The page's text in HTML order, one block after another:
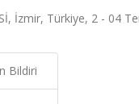
İzmir, Türkiye, 2 - 04
Bildiri